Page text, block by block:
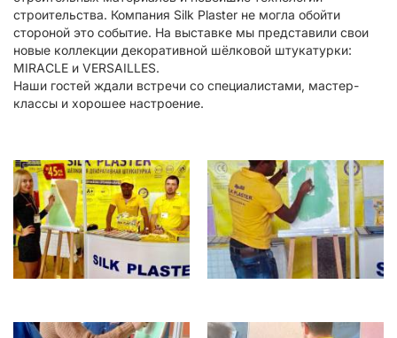
строительства. Компания Silk Plaster не могла обойти
стороной это событие. На выставке мы представили свои
новые коллекции декоративной шёлковой штукатурки:
MIRACLE и VERSAILLES.
Наши гостей ждали встречи со специалистами, мастер-
классы и хорошее настроение.